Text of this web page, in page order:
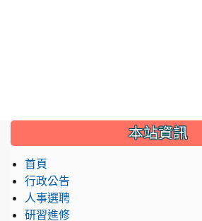
::: 本站資訊
首頁
行政公告
人事選聘
研習進修